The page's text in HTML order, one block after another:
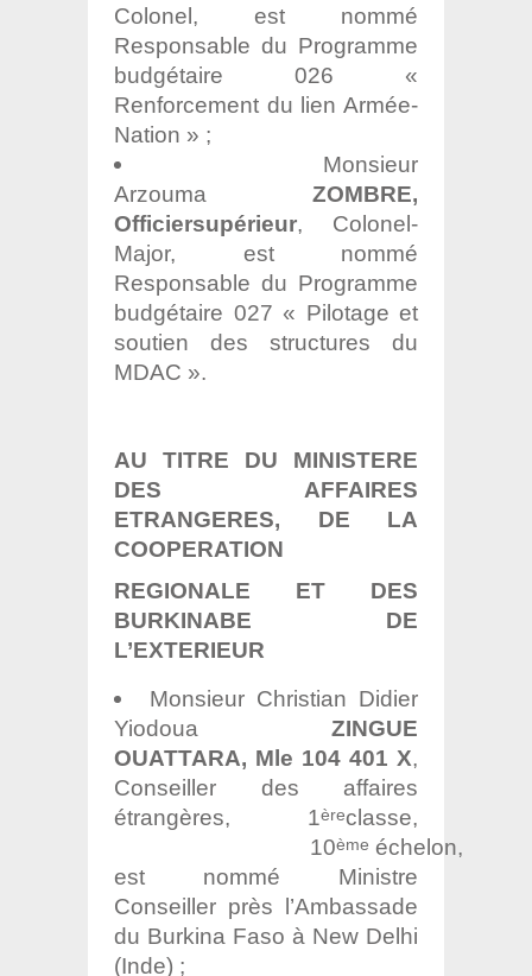
Colonel, est nommé
Responsable du Programme
budgétaire 026 «
Renforcement du lien Armée-
Nation » ;
Monsieur
Arzouma ZOMBRE,
Officiersupérieur, Colonel-
Major, est nommé
Responsable du Programme
budgétaire 027 « Pilotage et
soutien des structures du
MDAC ».
AU TITRE DU MINISTERE
DES AFFAIRES
ETRANGERES, DE LA
COOPERATION
REGIONALE ET DES
BURKINABE DE
L’EXTERIEUR
Monsieur Christian Didier
Yiodoua ZINGUE
OUATTARA, Mle 104 401 X,
Conseiller des affaires
étrangères, 1èreclasse,
10ème échelon,
est nommé Ministre
Conseiller près l’Ambassade
du Burkina Faso à New Delhi
(Inde) ;